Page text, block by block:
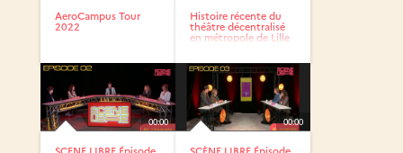
AeroCampus Tour
2022
Histoire récente du
théâtre décentralisé
en métropole de Lille
00:00 00:00